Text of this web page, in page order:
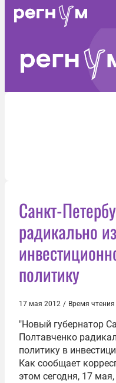
Санкт-
радикально
политику
17 мая 2012 / Время
"Новый губернатор
Полтавченко
политику в
Как сообщает
этом сегодня, 17